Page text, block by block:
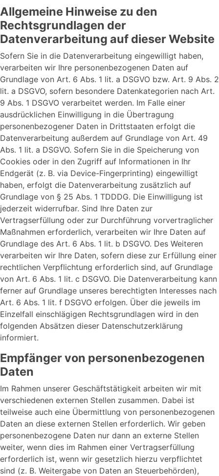
Allgemeine Hinweise zu den
Rechtsgrundlagen der
Datenverarbeitung auf dieser Website
Sofern Sie in die Datenverarbeitung eingewilligt haben,
verarbeiten wir Ihre personenbezogenen Daten auf
Grundlage von Art. 6 Abs. 1 lit. a DSGVO bzw. Art. 9 Abs. 2
lit. a DSGVO, sofern besondere Datenkategorien nach Art.
9 Abs. 1 DSGVO verarbeitet werden. Im Falle einer
ausdrücklichen Einwilligung in die Übertragung
personenbezogener Daten in Drittstaaten erfolgt die
Datenverarbeitung außerdem auf Grundlage von Art. 49
Abs. 1 lit. a DSGVO. Sofern Sie in die Speicherung von
Cookies oder in den Zugriff auf Informationen in Ihr
Endgerät (z. B. via Device-Fingerprinting) eingewilligt
haben, erfolgt die Datenverarbeitung zusätzlich auf
Grundlage von § 25 Abs. 1 TDDDG. Die Einwilligung ist
jederzeit widerrufbar. Sind Ihre Daten zur
Vertragserfüllung oder zur Durchführung vorvertraglicher
Maßnahmen erforderlich, verarbeiten wir Ihre Daten auf
Grundlage des Art. 6 Abs. 1 lit. b DSGVO. Des Weiteren
verarbeiten wir Ihre Daten, sofern diese zur Erfüllung einer
rechtlichen Verpflichtung erforderlich sind, auf Grundlage
von Art. 6 Abs. 1 lit. c DSGVO. Die Datenverarbeitung kann
ferner auf Grundlage unseres berechtigten Interesses nach
Art. 6 Abs. 1 lit. f DSGVO erfolgen. Über die jeweils im
Einzelfall einschlägigen Rechtsgrundlagen wird in den
folgenden Absätzen dieser Datenschutzerklärung
informiert.
Empfänger von personenbezogenen
Daten
Im Rahmen unserer Geschäftstätigkeit arbeiten wir mit
verschiedenen externen Stellen zusammen. Dabei ist
teilweise auch eine Übermittlung von personenbezogenen
Daten an diese externen Stellen erforderlich. Wir geben
personenbezogene Daten nur dann an externe Stellen
weiter, wenn dies im Rahmen einer Vertragserfüllung
erforderlich ist, wenn wir gesetzlich hierzu verpflichtet
sind (z. B. Weitergabe von Daten an Steuerbehörden),